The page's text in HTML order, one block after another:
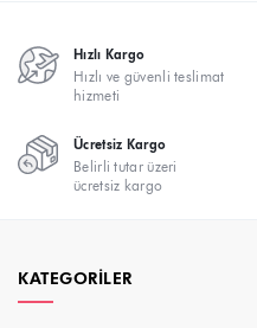
Hızlı Kargo
Hızlı ve güvenli teslimat
hizmeti
Ücretsiz Kargo
Belirli tutar üzeri
ücretsiz kargo
KATEGORILER